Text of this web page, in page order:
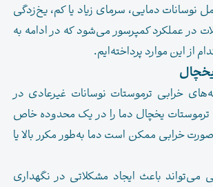
نوسانات دمایی، سرمای زیاد یا کم، یخ‌زدگی
در عملکرد کمپرسور می‌شود که در ادامه به
از این موارد پرداخته‌ایم.
خرابی ترموستات نوسانات غیرعادی در
یخچال دما را در یک محدوده خاص
خرابی ممکن است دما به‌طور مکرر بالا یا
می‌تواند باعث ایجاد مشکلاتی در نگهداری